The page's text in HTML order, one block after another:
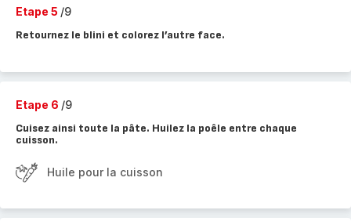
Etape 5 /9
Retournez le blini et colorez l’autre face.
Etape 6 /9
Cuisez ainsi toute la pâte. Huilez la poêle entre chaque
cuisson.
Huile pour la cuisson